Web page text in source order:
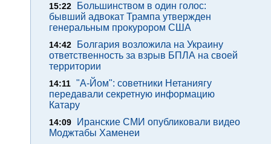
15:22
Большинством в один голос:
бывший адвокат Трампа утвержден
генеральным прокурором США
14:42
Болгария возложила на Украину
ответственность за взрыв БПЛА на своей
территории
14:11 "А-Йом": советники Нетаниягу
передавали секретную информацию
Катару
14:09
Иранские СМИ опубликовали видео
Моджтабы Хаменеи